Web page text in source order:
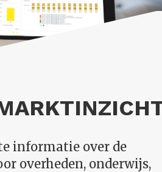
informatie over de
overheden, onderwijs,